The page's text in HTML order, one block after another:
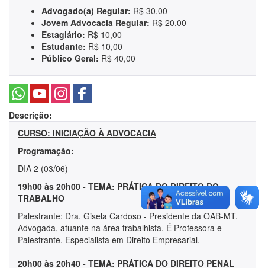
Advogado(a) Regular: R$ 30,00
Jovem Advocacia Regular: R$ 20,00
Estagiário: R$ 10,00
Estudante: R$ 10,00
Público Geral: R$ 40,00
Descrição:
CURSO: INICIAÇÃO À ADVOCACIA
Programação:
DIA 2 (03/06)
19h00 às 20h00 - TEMA: PRÁTICA DO DIREITO DO
TRABALHO
Palestrante: Dra. Gisela Cardoso - Presidente da OAB-MT.
Advogada, atuante na área trabalhista. É Professora e
Palestrante. Especialista em Direito Empresarial.
20h00 às 20h40 - TEMA: PRÁTICA DO DIREITO PENAL